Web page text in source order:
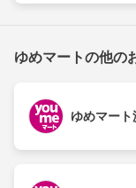
ゆめマートの他の
ゆめマート